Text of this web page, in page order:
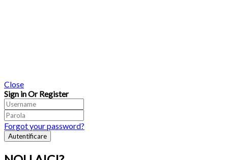
Close
Sign in Or Register
Forgot your password?